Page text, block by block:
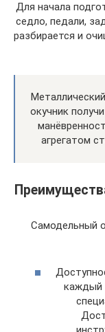
Для начала
седло, педали,
разбирается и
окучник
агрегатом
Самодельный
каждый